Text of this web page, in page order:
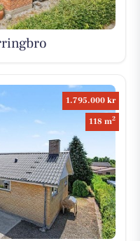
1.795.000 kr
118 m2